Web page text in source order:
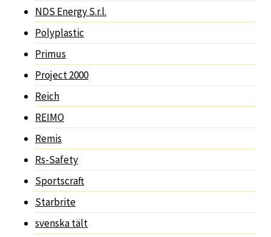
NDS Energy S.r.l.
Polyplastic
Primus
Project 2000
Reich
REIMO
Remis
Rs-Safety
Sportscraft
Starbrite
svenska tält